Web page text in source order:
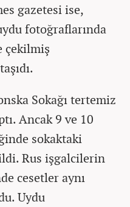
gazetesi ise,
fotoğraflarında
çekilmiş
Sokağı tertemiz
Ancak 9 ve 10
sokaktaki
Rus işgalcilerin
cesetler aynı
Uydu